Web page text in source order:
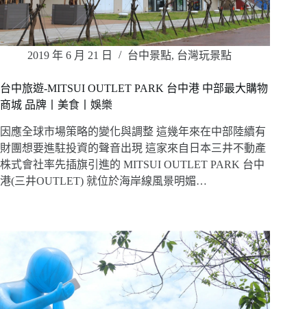
2019 年 6 月 21 日 台中景點, 台灣玩景點
台中旅遊-MITSUI OUTLET PARK 台中港 中部最大購物
商城 品牌丨美食丨娛樂
因應全球市場策略的變化與調整 這幾年來在中部陸續有
財團想要進駐投資的聲音出現 這家來自日本三井不動產
株式會社率先插旗引進的 MITSUI OUTLET PARK 台中
港(三井OUTLET) 就位於海岸線風景明媚…